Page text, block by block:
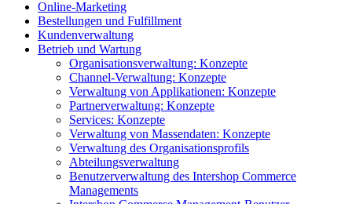
Online-Marketing
Bestellungen und Fulfillment
Kundenverwaltung
Betrieb und Wartung
Organisationsverwaltung: Konzepte
Channel-Verwaltung: Konzepte
Verwaltung von Applikationen: Konzepte
Partnerverwaltung: Konzepte
Services: Konzepte
Verwaltung von Massendaten: Konzepte
Verwaltung des Organisationsprofils
Abteilungsverwaltung
Benutzerverwaltung des Intershop Commerce
Managements